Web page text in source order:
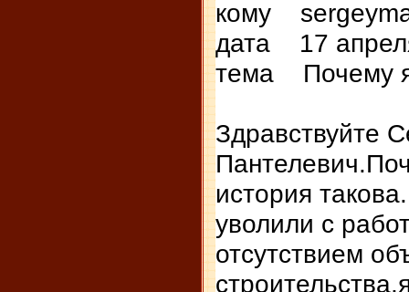
кому
дата 17
тема Почему
Здравствуйте
история
уволили с
отсутствием